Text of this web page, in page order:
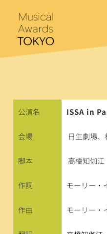
へ
公演名 ISSA in
会場 日生劇場
脚本 高橋知伽江
作詞 モーリー・
作曲 モーリー・